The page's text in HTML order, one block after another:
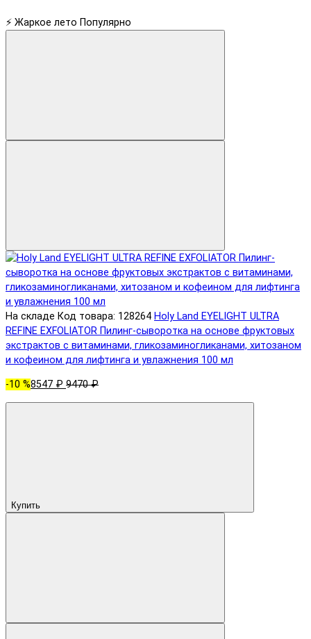
⚡ Жаркое лето Популярно
На складе Код товара: 128264 Holy Land EYELIGHT ULTRA
REFINE EXFOLIATOR Пилинг-сыворотка на основе фруктовых
экстрактов с витаминами, гликозаминогликанами, хитозаном
и кофеином для лифтинга и увлажнения 100 мл
-10 %8547 ₽ 9470 ₽
Купить